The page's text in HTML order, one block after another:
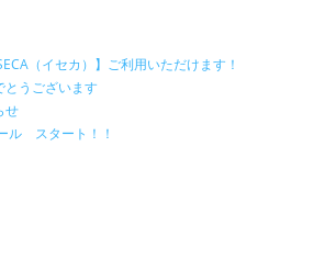
（イセカ）】ご利用いただけます！
とうございます
せ
ル スタート！！